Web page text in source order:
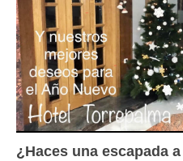
¿Haces una escapada